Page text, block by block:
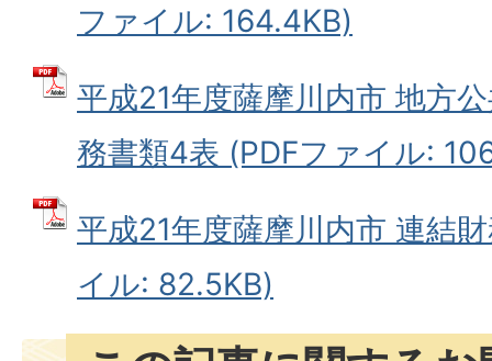
ファイル: 164.4KB)
平成21年度薩摩川内市 地方
務書類4表 (PDFファイル:
平成21年度薩摩川内市 連結
イル: 82.5KB)